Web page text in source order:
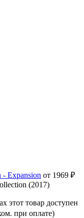
- Expansion от 1969 ₽
(2017)
этот товар доступен
при оплате)